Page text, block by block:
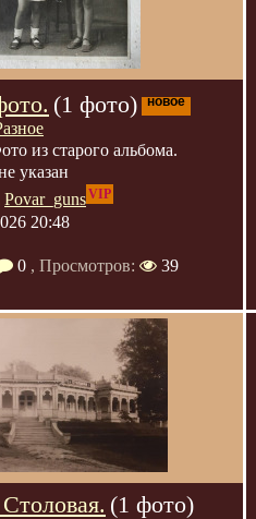
(1 фото) новое
из старого альбома.
указан
Povar_gunsVIP
20:48
0 , Просмотров:
39
(1 фото)